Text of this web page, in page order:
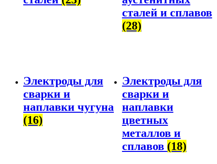
сталей и сплавов
(28)
Электроды для
сварки и
наплавки чугуна
(16)
Электроды для
сварки и
наплавки
цветных
металлов и
сплавов (18)